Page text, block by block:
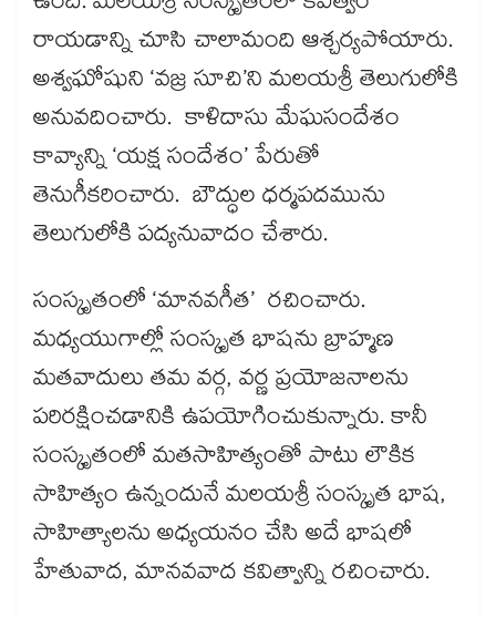
రాయడాన్ని చూసి చాలామంది ఆశ్చర్యపోయారు.
అశ్వఘోషుని ‘వజ్ర సూచి’ని మలయశ్రీ తెలుగులోకి
అనువదించారు. కాళిదాసు మేఘసందేశం
కావ్యాన్ని ‘యక్ష సందేశం’ పేరుతో
తెనుగీకరించారు. బౌద్ధుల ధర్మపదమును
తెలుగులోకి పద్యనువాదం చేశారు.
సంస్కృతంలో ‘మానవగీత’ రచించారు.
మధ్యయుగాల్లో సంస్కృత భాషను బ్రాహ్మణ
మతవాదులు తమ వర్గ, వర్ణ ప్రయోజనాలను
పరిరక్షించడానికి ఉపయోగించుకున్నారు. కానీ
సంస్కృతంలో మతసాహిత్యంతో పాటు లౌకిక
సాహిత్యం ఉన్నందునే మలయశ్రీ సంస్కృత భాష,
సాహిత్యాలను అధ్యయనం చేసి అదే భాషలో
హేతువాద, మానవవాద కవిత్వాన్ని రచించారు.